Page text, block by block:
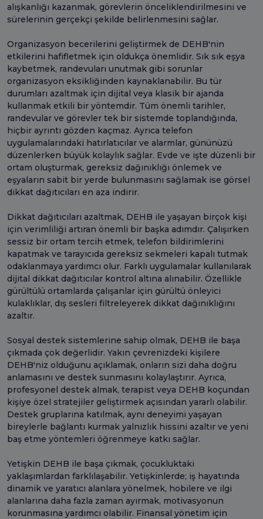
alışkanlığı kazanmak, görevlerin önceliklendirilmesini ve
sürelerinin gerçekçi şekilde belirlenmesini sağlar.
Organizasyon becerilerini geliştirmek de DEHB'nin
etkilerini hafifletmek için oldukça önemlidir. Sık sık eşya
kaybetmek, randevuları unutmak gibi sorunlar
organizasyon eksikliğinden kaynaklanabilir. Bu tür
durumları azaltmak için dijital veya klasik bir ajanda
kullanmak etkili bir yöntemdir. Tüm önemli tarihler,
randevular ve görevler tek bir sistemde toplandığında,
hiçbir ayrıntı gözden kaçmaz. Ayrıca telefon
uygulamalarındaki hatırlatıcılar ve alarmlar, gününüzü
düzenlerken büyük kolaylık sağlar. Evde ve işte düzenli bir
ortam oluşturmak, gereksiz dağınıklığı önlemek ve
eşyaların sabit bir yerde bulunmasını sağlamak ise görsel
dikkat dağıtıcıları en aza indirir.
Dikkat dağıtıcıları azaltmak, DEHB ile yaşayan birçok kişi
için verimliliği artıran önemli bir başka adımdır. Çalışırken
sessiz bir ortam tercih etmek, telefon bildirimlerini
kapatmak ve tarayıcıda gereksiz sekmeleri kapalı tutmak
odaklanmaya yardımcı olur. Farklı uygulamalar kullanılarak
dijital dikkat dağıtıcılar kontrol altına alınabilir. Özellikle
gürültülü ortamlarda çalışanlar için gürültü önleyici
kulaklıklar, dış sesleri filtreleyerek dikkat dağınıklığını
azaltır.
Sosyal destek sistemlerine sahip olmak, DEHB ile başa
çıkmada çok değerlidir. Yakın çevrenizdeki kişilere
DEHB'niz olduğunu açıklamak, onların sizi daha doğru
anlamasını ve destek sunmasını kolaylaştırır. Ayrıca,
profesyonel destek almak, terapist veya DEHB koçundan
kişiye özel stratejiler geliştirmek açısından yararlı olabilir.
Destek gruplarına katılmak, aynı deneyimi yaşayan
bireylerle bağlantı kurmak yalnızlık hissini azaltır ve yeni
baş etme yöntemleri öğrenmeye katkı sağlar.
Yetişkin DEHB ile başa çıkmak, çocukluktaki
yaklaşımlardan farklılaşabilir. Yetişkinlerde; iş hayatında
dinamik ve yaratıcı alanlara yönelmek, hobilere ve ilgi
alanlarına daha fazla zaman ayırmak, motivasyonun
korunmasına yardımcı olabilir. Finansal yönetim için